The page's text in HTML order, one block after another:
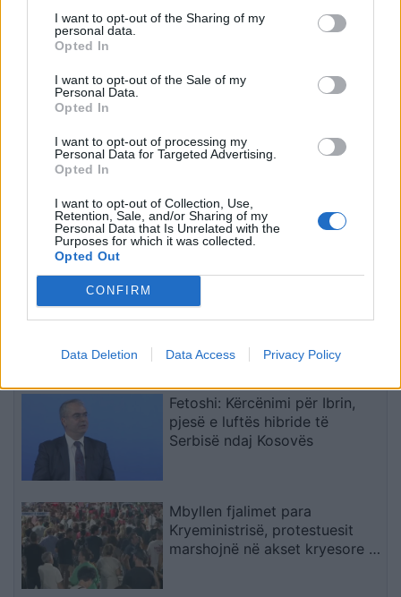
I want to opt-out of the Sharing of my
personal data.
Opted In
I want to opt-out of the Sale of my
Personal Data.
Opted In
I want to opt-out of processing my
Personal Data for Targeted Advertising.
Opted In
I want to opt-out of Collection, Use,
Retention, Sale, and/or Sharing of my
Personal Data that Is Unrelated with the
Purposes for which it was collected.
Opted Out
CONFIRM
Data Deletion Data Access Privacy Policy
Kolumbia shpall
emergjencë kombëtare
pas tërmetit shkatërrues,
mbi 100 viktima dhe
dhjetëra ndërtesa të
rrënuara
Trump pritet të firmosë
urdhrin ekzekutiv për
rekomanduara për fëmijët
Autostrada Elbasan-
Rrogozhinë, ARRSH: Nyja
lidhëse në Papër do të
FOTO/ Tërmeti me
Kolumbinë, 110 viktima
bllokuar nën rrënoja
të fundit
Fetoshi: Kërcënimi për Ibrin,
pjesë e luftës hibride të
Serbisë ndaj Kosovës
Mbyllen fjalimet para
Kryeministrisë, protestuesit
marshojnë në akset kryesore të